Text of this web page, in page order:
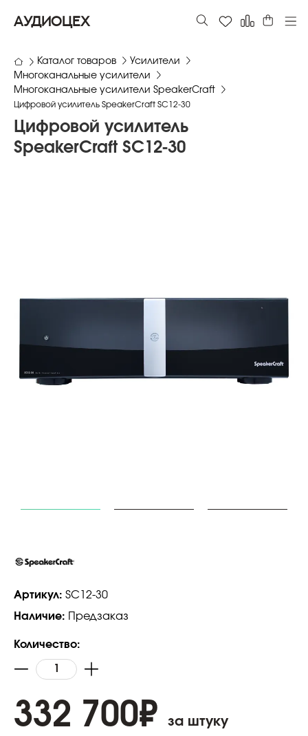
АУДИОЦЕХ
Каталог товаров
Усилители
Многоканальные усилители
Многоканальные усилители SpeakerCraft
Цифровой усилитель SpeakerCraft SC12-30
Цифровой усилитель
SpeakerCraft SC12-30
Артикул: SC12-30
Наличие:
Предзаказ
Количество:
332 700₽ за штуку